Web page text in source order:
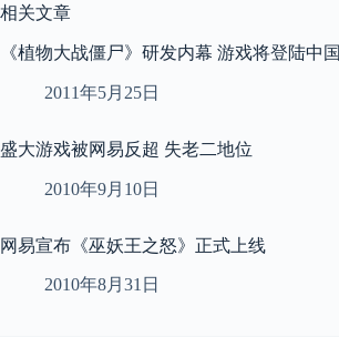
相关文章
《植物大战僵尸》研发内幕 游戏将登陆中国
2011年5月25日
盛大游戏被网易反超 失老二地位
2010年9月10日
网易宣布《巫妖王之怒》正式上线
2010年8月31日